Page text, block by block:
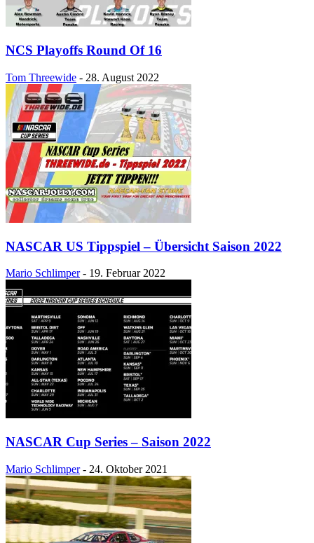
NCS Playoffs Round Of 16
Tom Threewide - 28. August 2022
NASCAR US Tippspiel – Übersicht Saison 2022
Mario Schlimper - 19. Februar 2022
NASCAR Cup Series – Saison 2022
Mario Schlimper - 24. Oktober 2021